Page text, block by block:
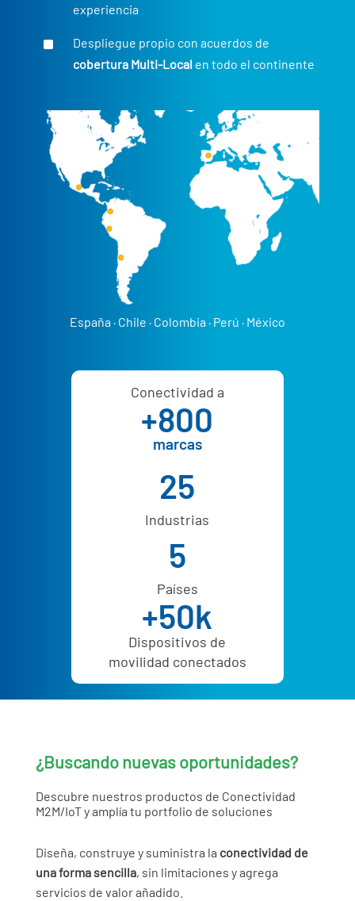
experiencia
^
Despliegue propio con acuerdos de
cobertura Multi-Local en todo el continente
España ·Chile ·Colombia ·Perú ·México
Conectividad a
+800
marcas
25
Industrias
5
Países
+50k
Dispositivos de
movilidad conectados
¿Buscando nuevas oportunidades?
Descubre nuestros productos de Conectividad
M2M/IoT y amplía tu portfolio de soluciones
Diseña, construye y suministra la conectividad de
una forma sencilla, sin limitaciones y agrega
servicios de valor añadido.